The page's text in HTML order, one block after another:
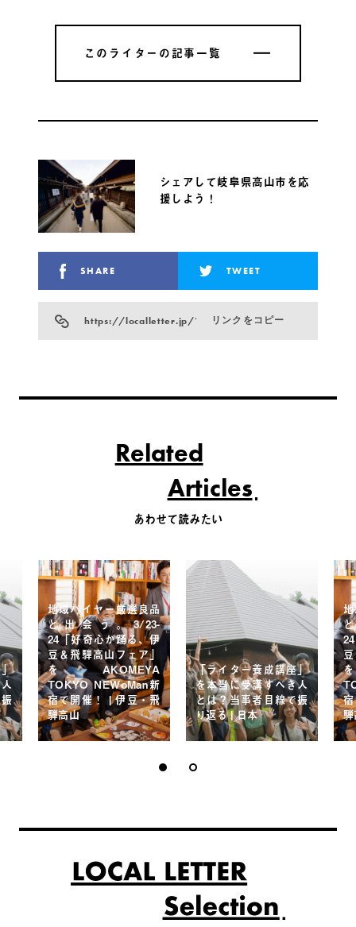
このライターの記事一覧
このライターの記事一覧
シェアして岐阜県高山市を応
援しよう！
SHARE TWEET
https://localletter.jp/?p=25851リンクをコピー
Related
Articles
あわせて読みたい
地域バイヤー厳選良品
と出会う。3/23-
24「好奇心が踊る、伊
豆＆飛騨高山フェア」
をAKOMEYA
TOKYO NEWoMan新
宿で開催！ | 伊豆・飛
騨高山
「ライター養成講座」
を本当に受講すべき人
とは？当事者目線で振
り返る | 日本